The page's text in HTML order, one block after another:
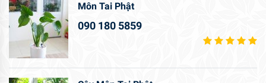
Môn Tai Phật
090 180 5859